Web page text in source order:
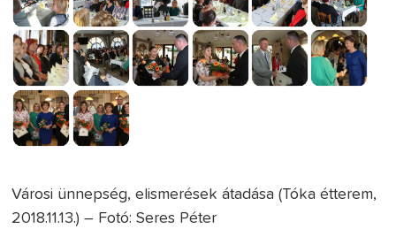
Városi ünnepség, elismerések átadása (Tóka étterem,
2018.11.13.) – Fotó: Seres Péter